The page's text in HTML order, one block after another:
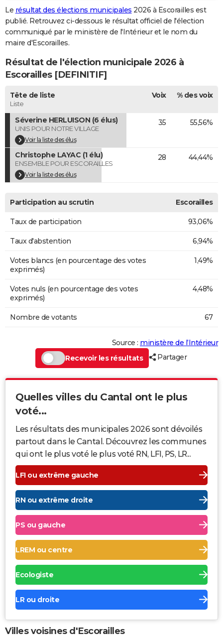
Destinations
City break
Voyage nature
Voyage de noces
Forum
Climat
+
PHOTO
GUIDES D'ACHAT
CARTE DE VOEUX
Carte de Noël
Carte Bonne année
Carte Saint-Valentin
Carte Pâques
Carte d'anniversaire
DICTIONNAIRE
PROGRAMME TV
COPAINS D'AVANT
S'inscrire
Se connecter
Lycées
Collèges
Primaires
Universités
Entreprises
Service militaire
Avis de recherche
AVIS DE DÉCÈS
FORUM
Le résultat des élections municipales 2026 à Escorailles est
publié. Retrouvez ci-dessous le résultat officiel de l'élection
communiqué par le ministère de l'Intérieur et le nom du
maire d'Escorailles.
Résultat de l'élection municipale 2026 à
Escorailles [DEFINITIF]
Tête de liste
Liste
Voix % des voix
Séverine HERLUISON (6 élus)
UNIS POUR NOTRE VILLAGE
Voir la liste des élus
35 55,56%
Christophe LAYAC (1 élu)
ENSEMBLE POUR ESCORAILLES
Voir la liste des élus
28 44,44%
Participation au scrutin Escorailles
Taux de participation 93,06%
Taux d'abstention 6,94%
Votes blancs (en pourcentage des votes
exprimés)
1,49%
Votes nuls (en pourcentage des votes
exprimés)
4,48%
Nombre de votants 67
Source : ministère de l’Intérieur
Recevoir les résultats
Partager
Quelles villes du Cantal ont le plus
voté...
Les résultats des municipales 2026 sont dévoilés
partout dans le Cantal. Découvrez les communes
qui ont le plus voté le plus voté RN, LFI, PS, LR...
LFI ou extrême gauche
RN ou extrême droite
PS ou gauche
LREM ou centre
Ecologiste
LR ou droite
Villes voisines d'Escorailles